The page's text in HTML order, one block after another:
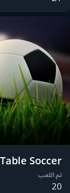
Table Soccer
تم اللعب
20